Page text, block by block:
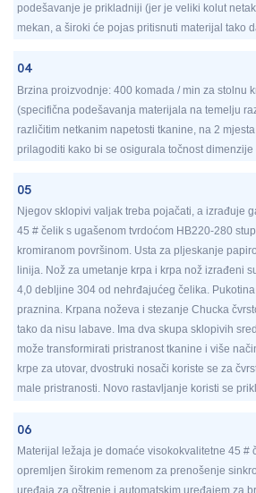
podešavanje je prikladniji (jer je veliki kolut
mekan, a široki će pojas pritisnuti materijal tako
04
Brzina proizvodnje: 400 komada / min za stolnu
(specifična podešavanja materijala na temelju
različitim netkanim napetosti tkanine, na 2
prilagoditi kako bi se osigurala točnost dimenzije
05
Njegov sklopivi valjak treba pojačati, a izrađuje
45 # čelik s ugašenom tvrdoćom HB220-280
kromiranom površinom. Usta za pljeskanje
linija. Nož za umetanje krpa i krpa nož izrađeni
4,0 debljine 304 od nehrđajućeg čelika.
praznina. Krpana noževa i stezanje Chucka
tako da nisu labave. Ima dva skupa sklopivih
može transformirati pristranost tkanine i više
krpe za utovar, dvostruki nosači koriste se za
male pristranosti. Novo rastavljanje koristi se
06
Materijal ležaja je domaće visokokvalitetne 45 #
opremljen širokim remenom za prenošenje